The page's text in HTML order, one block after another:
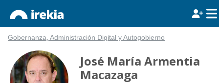
Gobernanza, Administración Digital y Autogobierno
José María Armentia
Macazaga